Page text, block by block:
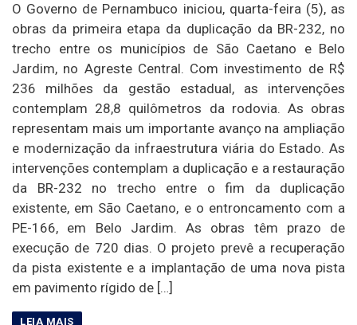
O Governo de Pernambuco iniciou, quarta-feira (5), as
obras da primeira etapa da duplicação da BR-232, no
trecho entre os municípios de São Caetano e Belo
Jardim, no Agreste Central. Com investimento de R$
236 milhões da gestão estadual, as intervenções
contemplam 28,8 quilômetros da rodovia. As obras
representam mais um importante avanço na ampliação
e modernização da infraestrutura viária do Estado. As
intervenções contemplam a duplicação e a restauração
da BR-232 no trecho entre o fim da duplicação
existente, em São Caetano, e o entroncamento com a
PE-166, em Belo Jardim. As obras têm prazo de
execução de 720 dias. O projeto prevê a recuperação
da pista existente e a implantação de uma nova pista
em pavimento rígido de […]